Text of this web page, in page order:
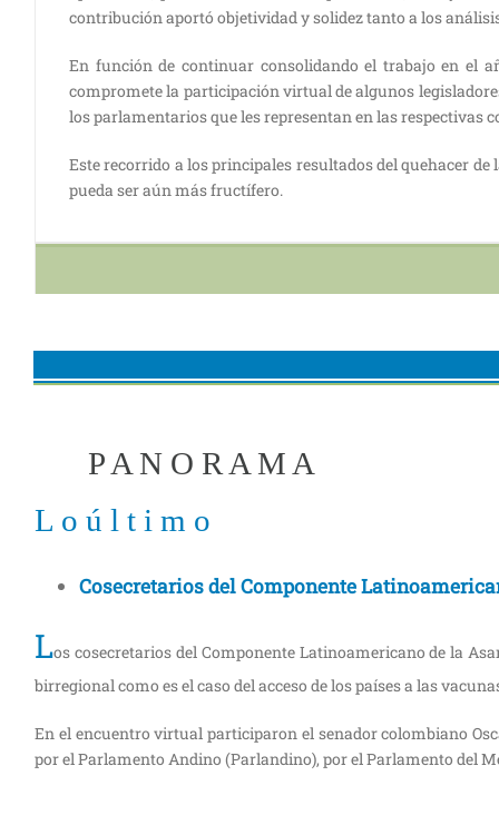
contribución aportó objetividad y solidez tanto a los
En función de continuar consolidando el trabajo en el
compromete la participación virtual de algunos
los parlamentarios que les representan en las respectivas
Este recorrido a los principales resultados del quehacer
pueda ser aún más fructífero.
P A N O R A M A
L o ú l t i m o
Cosecretarios del Componente
Los cosecretarios del Componente Latinoamericano de la
birregional como es el caso del acceso de los países a las
En el encuentro virtual participaron el senador colombiano
por el Parlamento Andino (Parlandino), por el Parlamento del